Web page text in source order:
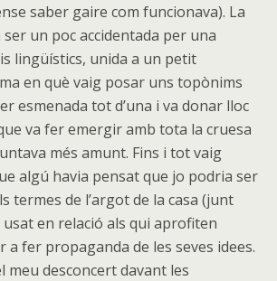
saber gaire com funcionava). La
un poc accidentada per una
lingüístics, unida a un petit
en què vaig posar uns topònims
esmenada tot d’una i va donar lloc
va fer emergir amb tota la cruesa
més amunt. Fins i tot vaig
algú havia pensat que jo podria ser
termes de l’argot de la casa (junt
usat en relació als qui aprofiten
a fer propaganda de les seves idees.
meu desconcert davant les